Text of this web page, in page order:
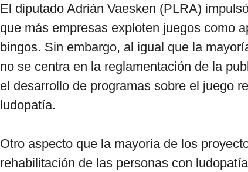
El diputado Adrián Vaesken (PLRA)
que más empresas exploten juegos como
bingos. Sin embargo, al igual que la
no se centra en la reglamentación de la
el desarrollo de programas sobre el juego
ludopatía.
Otro aspecto que la mayoría de los
rehabilitación de las personas con